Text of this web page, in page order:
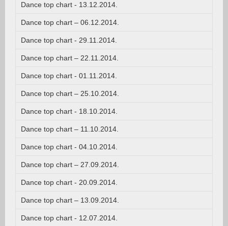
Dance top chart - 13.12.2014.
Dance top chart – 06.12.2014.
Dance top chart - 29.11.2014.
Dance top chart – 22.11.2014.
Dance top chart - 01.11.2014.
Dance top chart – 25.10.2014.
Dance top chart - 18.10.2014.
Dance top chart – 11.10.2014.
Dance top chart - 04.10.2014.
Dance top chart – 27.09.2014.
Dance top chart - 20.09.2014.
Dance top chart – 13.09.2014.
Dance top chart - 12.07.2014.